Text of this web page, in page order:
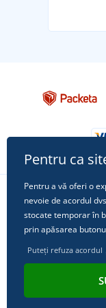
Tricoul
© 2011 - 2026, Dual
Pentru ca
Pentru a vă oferi o
nevoie de acordul
stocate temporar în
prin apăsarea
Puteți refuza acordul